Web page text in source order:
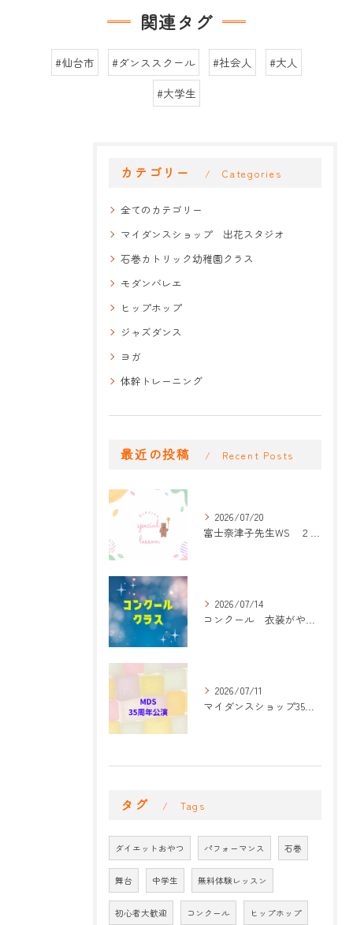
関連タグ
#仙台市 #ダンススクール #社会人
#大人
#大学生
カテゴリー Categories
全てのカテゴリー
マイダンスショップ 出花スタジオ
石巻カトリック幼稚園クラス
モダンバレエ
ヒップホップ
ジャズダンス
ヨガ
体幹トレーニング
最近の投稿 Recent Posts
2026/07/20
富士奈津子先生WS ２回目
2026/07/14
コンクール 衣装がやって来た！
2026/07/11
マイダンスショップ35周年記念公演 振付開始
タグ Tags
ダイエットおやつ パフォーマンス 石巻
舞台 中学生 無料体験レッスン
初心者大歓迎 コンクール ヒップホップ